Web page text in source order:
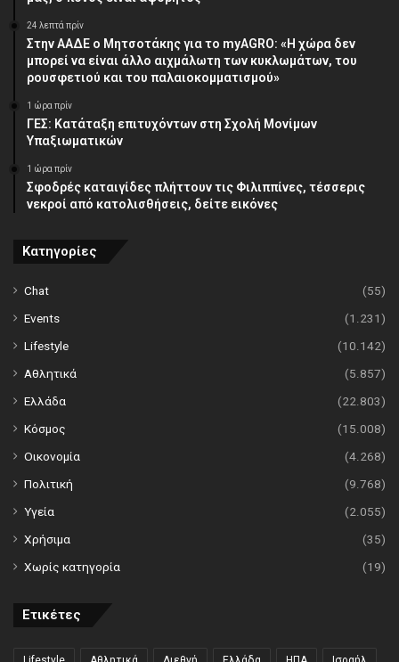
24 λεπτά πρίν
Στην ΑΑΔΕ ο Μητσοτάκης για το myAGRO: «Η χώρα δεν
μπορεί να είναι άλλο αιχμάλωτη των κυκλωμάτων, του
ρουσφετιού και του παλαιοκομματισμού»
1 ώρα πρίν
ΓΕΣ: Κατάταξη επιτυχόντων στη Σχολή Μονίμων
Υπαξιωματικών
1 ώρα πρίν
Σφοδρές καταιγίδες πλήττουν τις Φιλιππίνες, τέσσερις
νεκροί από κατολισθήσεις, δείτε εικόνες
Κατηγορίες
Chat
(55)
Events
(1.231)
Lifestyle
(10.142)
Αθλητικά
(5.857)
Ελλάδα
(22.803)
Κόσμος
(15.008)
Οικονομία
(4.268)
Πολιτική
(9.768)
Υγεία
(2.055)
Χρήσιμα
(35)
Χωρίς κατηγορία
(19)
Ετικέτες